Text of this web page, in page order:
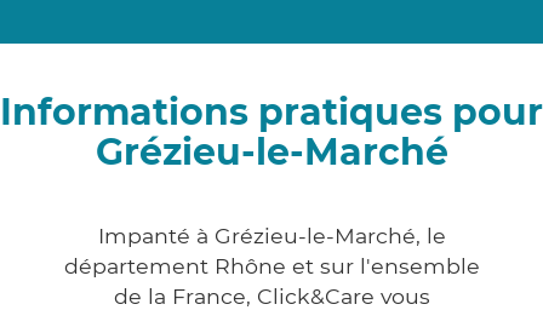
Informations pratiques pour
Grézieu-le-Marché
Impanté à Grézieu-le-Marché, le
département Rhône et sur l'ensemble
de la France, Click&Care vous